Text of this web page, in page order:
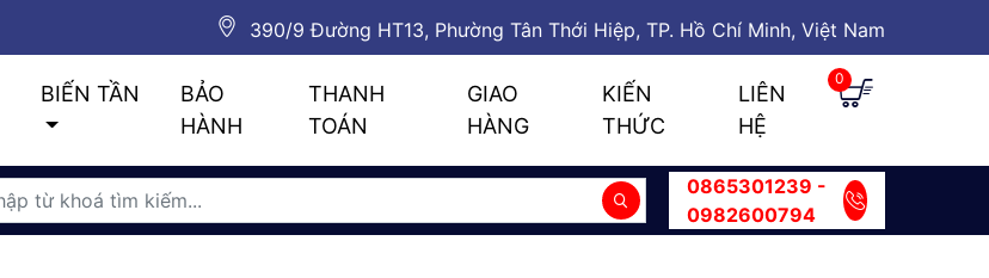
390/9 Đường HT13, Phường Tân Thới Hiệp, TP. Hồ Chí Minh, Việt Nam
BIẾN TẦN
BẢO
HÀNH
THANH
TOÁN
GIAO
HÀNG
KIẾN
THỨC
LIÊN
HỆ
0
0865301239 -
0982600794